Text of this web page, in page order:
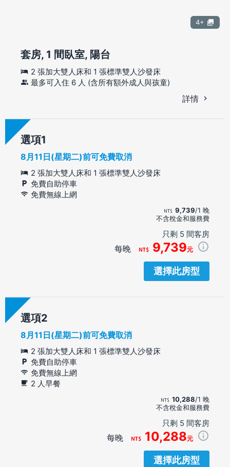
4+
套房, 1 間臥室, 陽台
2 張加大雙人床和 1 張標準雙人沙發床
最多可入住 6 人 (含所有額外成人與孩童)
詳情
選項
8月11日(星期二)前可免費取消
2 張加大雙人床和 1 張標準雙人沙發床
免費自助停車
免費無線上網
9,739/1 晚
不含稅金和服務費
只剩 5 間客房
每晚 9,739元
選擇此房型
選項
8月11日(星期二)前可免費取消
2 張加大雙人床和 1 張標準雙人沙發床
免費自助停車
免費無線上網
2 人早餐
10,288/1 晚
不含稅金和服務費
只剩 5 間客房
每晚 10,288元
選擇此房型